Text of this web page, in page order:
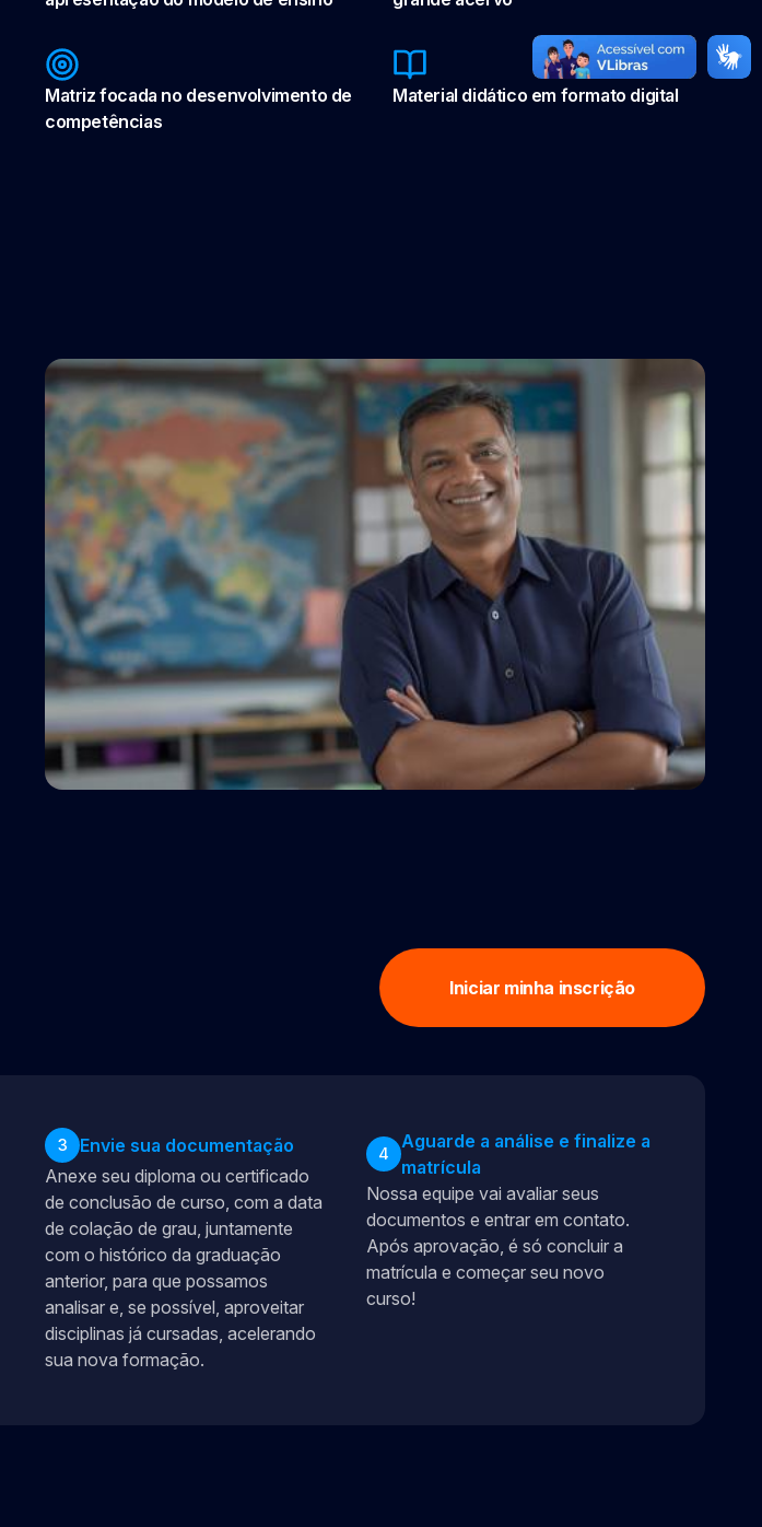
Matriz focada no desenvolvimento de
competências
Material didático em formato digital
Iniciar minha inscrição
3
Envie sua documentação
Anexe seu diploma ou certificado
de conclusão de curso, com a data
de colação de grau, juntamente
com o histórico da graduação
anterior, para que possamos
analisar e, se possível, aproveitar
disciplinas já cursadas, acelerando
sua nova formação.
4
Aguarde a análise e finalize a
matrícula
Nossa equipe vai avaliar seus
documentos e entrar em contato.
Após aprovação, é só concluir a
matrícula e começar seu novo
curso!